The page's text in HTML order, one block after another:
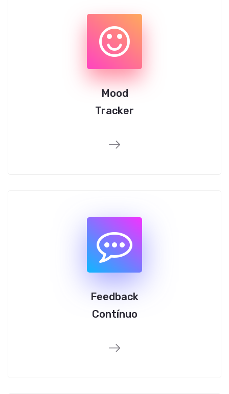
Mood
Tracker
Feedback
Contínuo